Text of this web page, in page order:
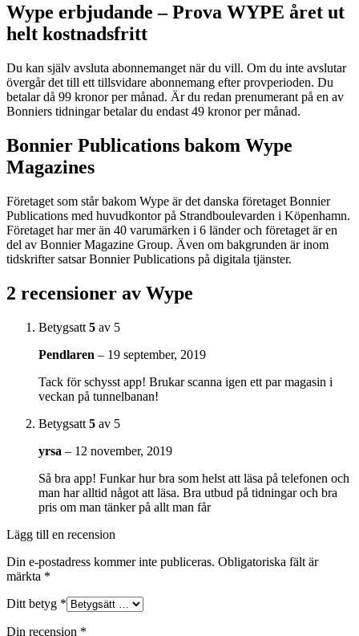
Wype erbjudande – Prova WYPE året ut
helt kostnadsfritt
Du kan själv avsluta abonnemanget när du vill. Om du inte avslutar
övergår det till ett tillsvidare abonnemang efter provperioden. Du
betalar då 99 kronor per månad. Är du redan prenumerant på en av
Bonniers tidningar betalar du endast 49 kronor per månad.
Bonnier Publications bakom Wype
Magazines
Företaget som står bakom Wype är det danska företaget Bonnier
Publications med huvudkontor på Strandboulevarden i Köpenhamn.
Företaget har mer än 40 varumärken i 6 länder och företaget är en
del av Bonnier Magazine Group. Även om bakgrunden är inom
tidskrifter satsar Bonnier Publications på digitala tjänster.
2 recensioner av Wype
Betygsatt 5 av 5
Pendlaren – 19 september, 2019
Tack för schysst app! Brukar scanna igen ett par magasin i
veckan på tunnelbanan!
Betygsatt 5 av 5
yrsa – 12 november, 2019
Så bra app! Funkar hur bra som helst att läsa på telefonen och
man har alltid något att läsa. Bra utbud på tidningar och bra
pris om man tänker på allt man får
Lägg till en recension
Din e-postadress kommer inte publiceras. Obligatoriska fält är
märkta *
Ditt betyg *
Din recension *